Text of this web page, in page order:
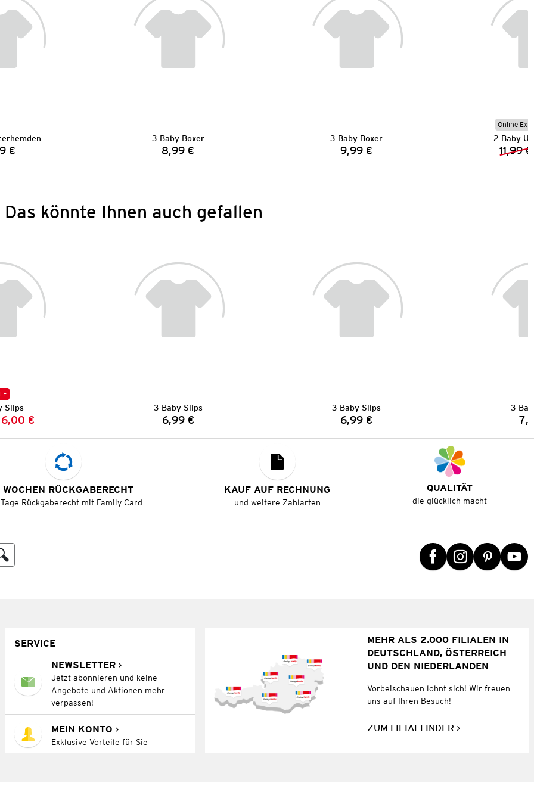
€
3 Baby Boxer
Preis:
8,99 €
3 Baby Boxer
Preis:
9,99 €
Online
2 Baby
11,99 €
Das könnte Ihnen auch gefallen
Slips
Preis:
Preis:
6,00 €
3 Baby Slips
Preis:
6,99 €
3 Baby Slips
Preis:
6,99 €
3
RÜCKGABERECHT
Rückgaberecht mit Family Card
KAUF AUF RECHNUNG
und weitere Zahlarten
QUALITÄT
die glücklich macht
SERVICE
NEWSLETTER
Jetzt abonnieren und keine
Angebote und Aktionen mehr
verpassen!
MEIN KONTO
Exklusive Vorteile für Sie
MEHR ALS 2.000 FILIALEN IN
DEUTSCHLAND, ÖSTERREICH
UND DEN NIEDERLANDEN
Vorbeischauen lohnt sich! Wir freuen
uns auf Ihren Besuch!
ZUM FILIALFINDER